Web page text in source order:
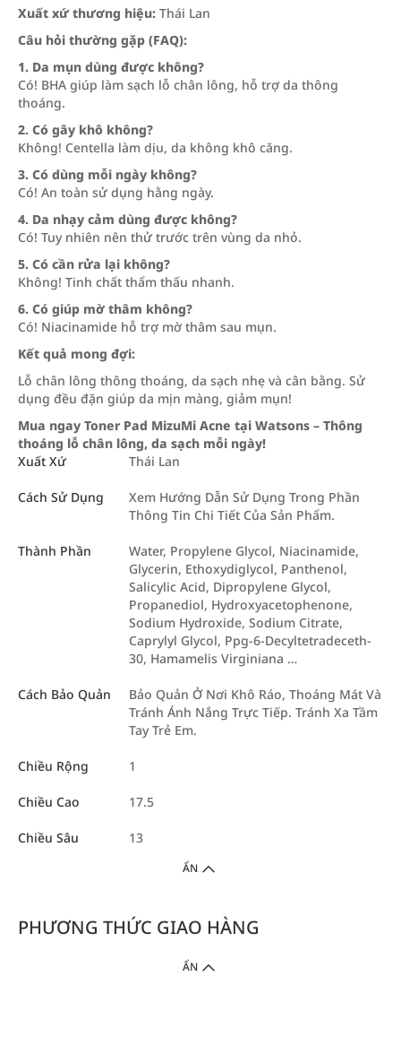
Xuất xứ thương hiệu: Thái Lan
Câu hỏi thường gặp (FAQ):
1. Da mụn dùng được không?
Có! BHA giúp làm sạch lỗ chân lông, hỗ trợ da thông
thoáng.
2. Có gây khô không?
Không! Centella làm dịu, da không khô căng.
3. Có dùng mỗi ngày không?
Có! An toàn sử dụng hằng ngày.
4. Da nhạy cảm dùng được không?
Có! Tuy nhiên nên thử trước trên vùng da nhỏ.
5. Có cần rửa lại không?
Không! Tinh chất thẩm thấu nhanh.
6. Có giúp mờ thâm không?
Có! Niacinamide hỗ trợ mờ thâm sau mụn.
Kết quả mong đợi:
Lỗ chân lông thông thoáng, da sạch nhẹ và cân bằng. Sử
dụng đều đặn giúp da mịn màng, giảm mụn!
Mua ngay Toner Pad MizuMi Acne tại Watsons – Thông
thoáng lỗ chân lông, da sạch mỗi ngày!
Xuất Xứ
Thái Lan
Cách Sử Dụng
Xem Hướng Dẫn Sử Dụng Trong Phần
Thông Tin Chi Tiết Của Sản Phẩm.
Thành Phần
Water, Propylene Glycol, Niacinamide,
Glycerin, Ethoxydiglycol, Panthenol,
Salicylic Acid, Dipropylene Glycol,
Propanediol, Hydroxyacetophenone,
Sodium Hydroxide, Sodium Citrate,
Caprylyl Glycol, Ppg-6-Decyltetradeceth-
30, Hamamelis Virginiana …
Cách Bảo Quản
Bảo Quản Ở Nơi Khô Ráo, Thoáng Mát Và
Tránh Ánh Nắng Trực Tiếp. Tránh Xa Tầm
Tay Trẻ Em.
Chiều Rộng 1
Chiều Cao 17.5
Chiều Sâu 13
ẨN
PHƯƠNG THỨC GIAO HÀNG
ẨN